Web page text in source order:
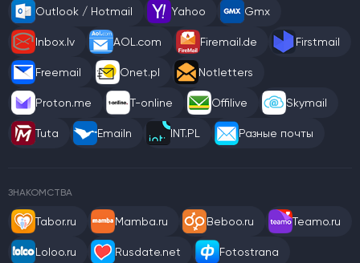
Outlook / Hotmail Yahoo Gmx
Inbox.lv AOL.com Firemail.de Firstmail
Freemail Onet.pl Notletters
Proton.me T-online Offilive Skymail
Tuta Emailn INT.PL Разные почты
ЗНАКОМСТВА
Tabor.ru Mamba.ru Beboo.ru Teamo.ru
Loloo.ru Rusdate.net Fotostrana